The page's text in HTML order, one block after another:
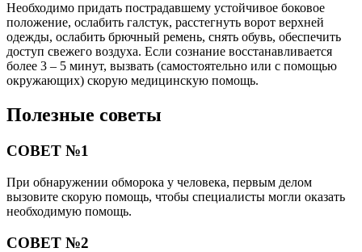
Необходимо придать пострадавшему устойчивое боковое
положение, ослабить галстук, расстегнуть ворот верхней
одежды, ослабить брючный ремень, снять обувь, обеспечить
доступ свежего воздуха. Если сознание восстанавливается
более 3 – 5 минут, вызвать (самостоятельно или с помощью
окружающих) скорую медицинскую помощь.
Полезные советы
СОВЕТ №1
При обнаружении обморока у человека, первым делом
вызовите скорую помощь, чтобы специалисты могли оказать
необходимую помощь.
СОВЕТ №2